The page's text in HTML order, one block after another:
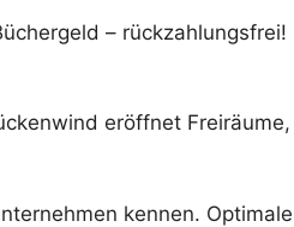
– rückzahlungsfrei!
eröffnet
kennen.